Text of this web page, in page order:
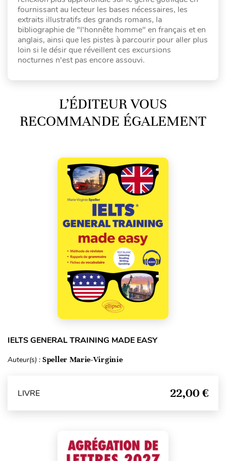
fournissant au lecteur les bases nécessaires, les
extraits illustratifs des grands romans, la
bibliographie de "l'honnête homme" en français et en
anglais, ainsi que les pistes à parcourir pour aller plus
loin si le désir que réveillent ces excursions
nocturnes n'est pas encore assouvi.
L’ÉDITEUR VOUS
RECOMMANDE ÉGALEMENT
IELTS GENERAL TRAINING MADE EASY
Auteur(s) : Speller Marie-Virginie
LIVRE 22,00 €